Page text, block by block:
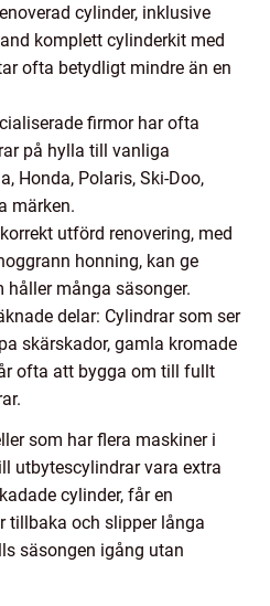
cylinder, inklusive
komplett cylinderkit med
ofta betydligt mindre än en
firmor har ofta
på hylla till vanliga
Honda, Polaris, Ski-Doo,
märken.
utförd renovering, med
honning, kan ge
många säsonger.
delar: Cylindrar som ser
skärskador, gamla kromade
ofta att bygga om till fullt
som har flera maskiner i
utbytescylindrar vara extra
cylinder, får en
tillbaka och slipper långa
säsongen igång utan